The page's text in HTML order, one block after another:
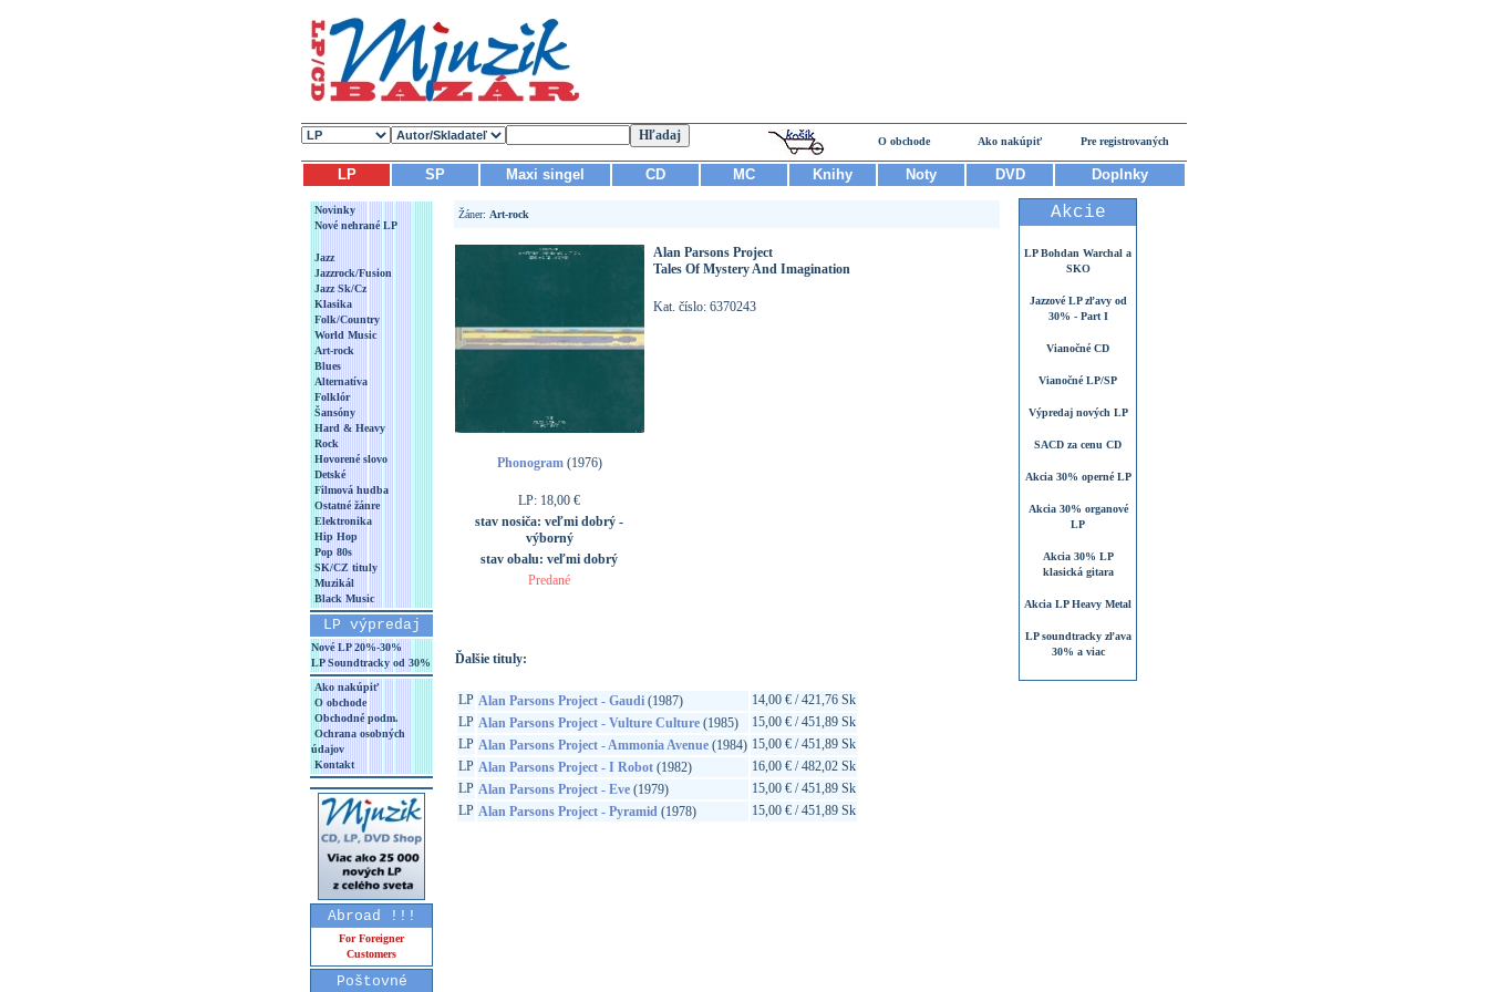
O obchode Ako nakúpiť Pre registrovaných
LP SP Maxi singel CD MC Knihy Noty DVD Doplnky
Novinky
Nové nehrané LP
Jazz
Jazzrock/Fusion
Jazz Sk/Cz
Klasika
Folk/Country
World Music
Art-rock
Blues
Alternatíva
Folklór
Šansóny
Hard & Heavy
Rock
Hovorené slovo
Detské
Filmová hudba
Ostatné žánre
Elektronika
Hip Hop
Pop 80s
SK/CZ tituly
Muzikál
Black Music
LP výpredaj
Nové LP 20%-30%
LP Soundtracky od 30%
Ako nakúpiť
O obchode
Obchodné podm.
Ochrana osobných
údajov
Kontakt
Abroad !!!
For Foreigner
Customers
Poštovné
Žáner: Art-rock
Phonogram(1976)
LP: 18,00 €
stav nosiča: veľmi dobrý -
výborný
stav obalu: veľmi dobrý
Predané
Alan Parsons Project
Tales Of Mystery And Imagination
Kat. číslo: 6370243
Ďalšie tituly:
LP Alan Parsons Project - Gaudi(1987)
14,00 € / 421,76 Sk
LP Alan Parsons Project - Vulture Culture(1985)
15,00 € / 451,89 Sk
LP Alan Parsons Project - Ammonia Avenue(1984) 15,00 € / 451,89 Sk
LP Alan Parsons Project - I Robot(1982)
16,00 € / 482,02 Sk
LP Alan Parsons Project - Eve(1979)
15,00 € / 451,89 Sk
LP Alan Parsons Project - Pyramid(1978) 15,00 € / 451,89 Sk
Akcie
LP Bohdan Warchal a
SKO
Jazzové LP zľavy od
30% - Part I
Vianočné CD
Vianočné LP/SP
Výpredaj nových LP
SACD za cenu CD
Akcia 30% operné LP
Akcia 30% organové
LP
Akcia 30% LP
klasická gitara
Akcia LP Heavy Metal
LP soundtracky zľava
30% a viac